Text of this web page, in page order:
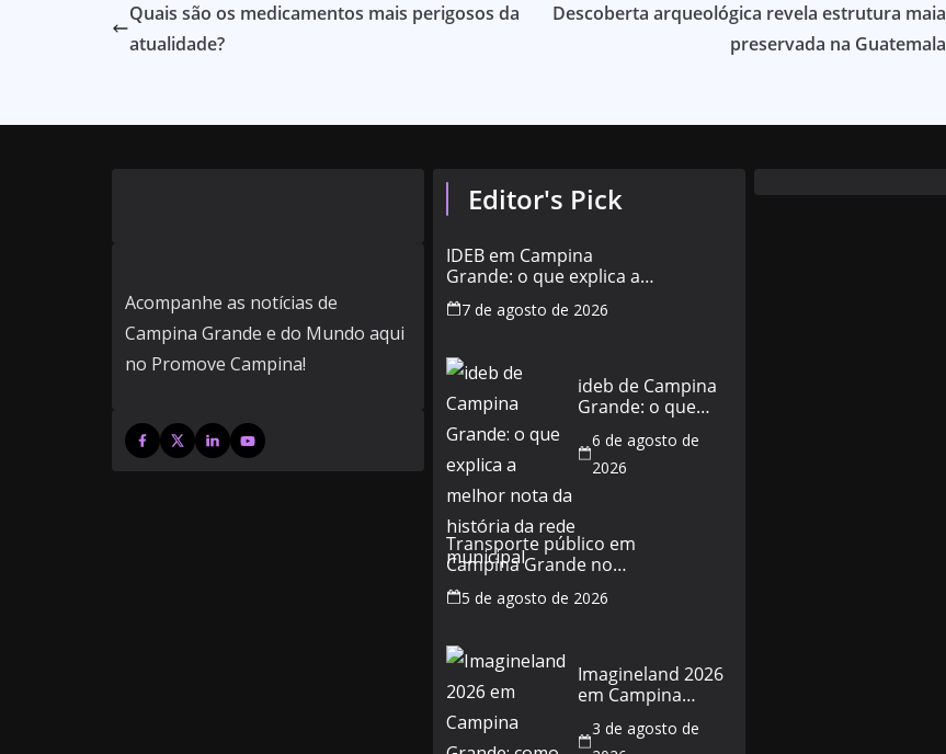
Quais são os medicamentos mais perigosos da
atualidade?
Descoberta arqueológica revela estrutura maia
preservada na Guatemala
Acompanhe as notícias de
Campina Grande e do Mundo aqui
no Promove Campina!
Editor's Pick
IDEB em Campina
Grande: o que explica a
alta da educação
municipal em 2026
7 de agosto de 2026
ideb de Campina
Grande: o que
nota da história
da rede municipal
6 de agosto de
2026
Transporte público em
Campina Grande no
feriado de 5 de agosto:
veja horários e o que
5 de agosto de 2026
Imagineland 2026
em Campina
funciona o evento
3 de agosto de